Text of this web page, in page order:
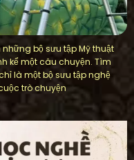
bộ sưu tập Mỹ thuật
kể một câu chuyện. Tìm
là một bộ sưu tập nghệ
trò chuyện